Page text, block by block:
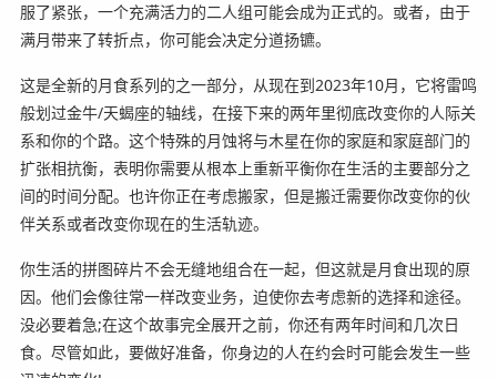
服了紧张，一个充满活力的二人组可能会成为正式的。或者，由于
满月带来了转折点，你可能会决定分道扬镳。
这是全新的月食系列的之一部分，从现在到2023年10月，它将雷鸣
般划过金牛/天蝎座的轴线，在接下来的两年里彻底改变你的人际关
系和你的个路。这个特殊的月蚀将与木星在你的家庭和家庭部门的
扩张相抗衡，表明你需要从根本上重新平衡你在生活的主要部分之
间的时间分配。也许你正在考虑搬家，但是搬迁需要你改变你的伙
伴关系或者改变你现在的生活轨迹。
你生活的拼图碎片不会无缝地组合在一起，但这就是月食出现的原
因。他们会像往常一样改变业务，迫使你去考虑新的选择和途径。
没必要着急;在这个故事完全展开之前，你还有两年时间和几次日
食。尽管如此，要做好准备，你身边的人在约会时可能会发生一些